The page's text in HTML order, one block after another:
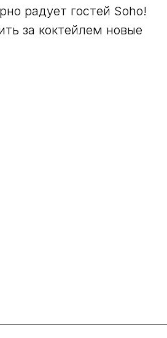
радует гостей Soho!
за коктейлем новые